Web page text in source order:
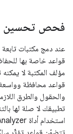
فحص تحسين
عند دمج مكتبات
مؤلف المكتبة لا
قواعد محافظة
تطبيقك لا صلة لها